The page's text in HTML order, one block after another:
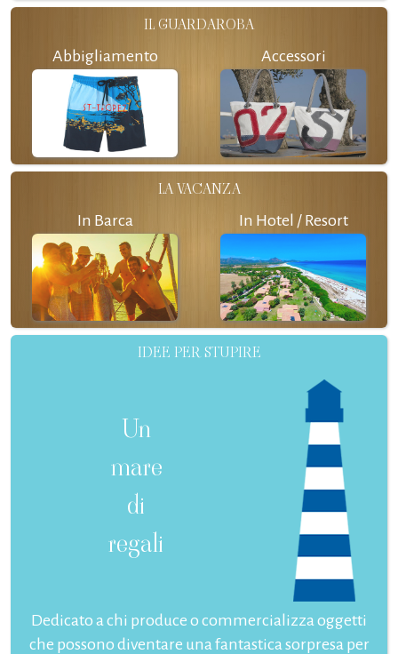
IL GUARDAROBA
Abbigliamento Accessori
LA VACANZA
In Barca In Hotel / Resort
IDEE PER STUPIRE
Un
mare
di
regali
Dedicato a chi produce o commercializza oggetti
che possono diventare una fantastica sorpresa per